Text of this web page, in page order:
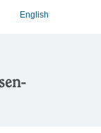
English